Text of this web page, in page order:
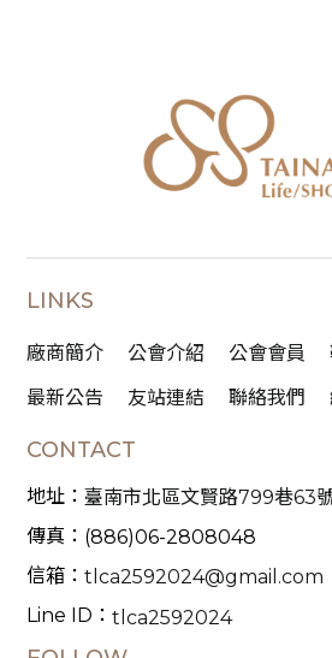
LINKS
廠商簡介 公會介紹 公會會員
最新公告
友站連結 聯絡我們
CONTACT
地址：臺南市北區文賢路799巷63
傳真： (886)06-2808048
信箱：tlca2592024@gmail.com
Line ID：tlca2592024